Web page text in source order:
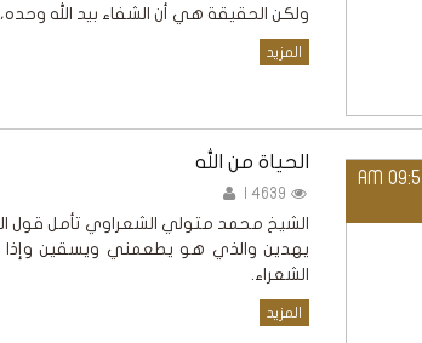
ولكن الحقيقة هي أن الشفاء بيد الله
المزيد
الحياة من الله
الشيخ محمد متولي الشعراوي تأمل قول
يهدين والذي هو يطعمني ويسقين
الشعراء.
المزيد